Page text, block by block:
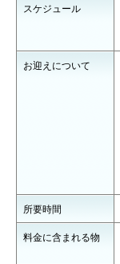
スケジュール
お迎えについて
所要時間
料金に含まれる物